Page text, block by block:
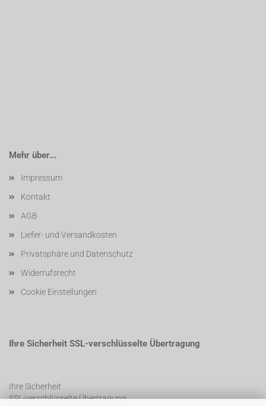
Mehr über...
Impressum
Kontakt
AGB
Liefer- und Versandkosten
Privatsphäre und Datenschutz
Widerrufsrecht
Cookie Einstellungen
Ihre Sicherheit SSL-verschlüsselte Übertragung
Ihre Sicherheit
SSL-verschlüsselte Übertragung